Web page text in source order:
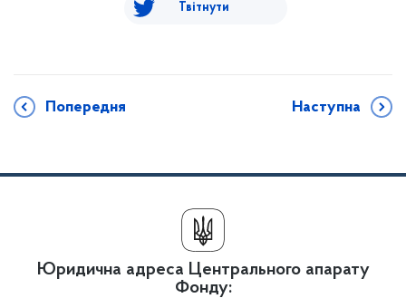
Твітнути
Попередня Наступна
Юридична адреса Центрального апарату
Фонду: